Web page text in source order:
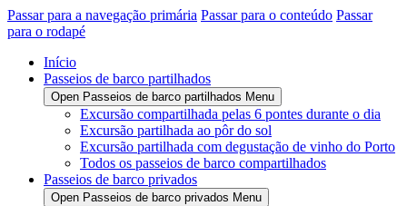
Passar para a navegação primária Passar para o conteúdo Passar
para o rodapé
Início
Passeios de barco partilhados
Open Passeios de barco partilhados Menu
Excursão compartilhada pelas 6 pontes durante o dia
Excursão partilhada ao pôr do sol
Excursão partilhada com degustação de vinho do Porto
Todos os passeios de barco compartilhados
Passeios de barco privados
Open Passeios de barco privados Menu